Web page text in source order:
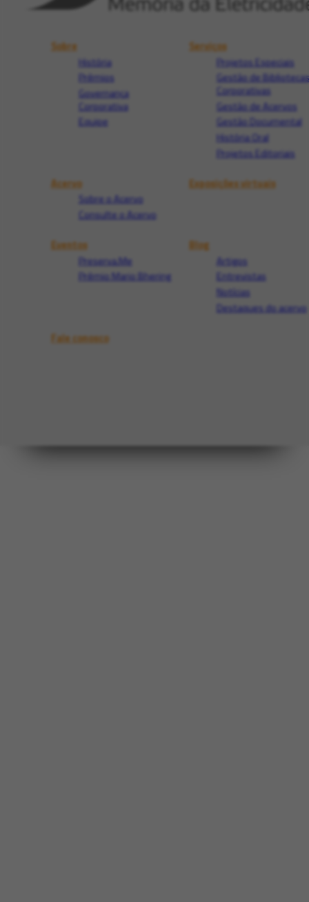
Sobre
História
Prêmios
Governança
Corporativa
Equipe
Serviços
Projetos Especiais
Gestão de Bibliotecas
Corporativas
Gestão de Acervos
Gestão Documental
História Oral
Projetos Editoriais
Acervo
Sobre o Acervo
Consulte o Acervo
Exposições virtuais
Eventos
Preserva.Me
Prêmio Mario Bhering
Blog
Artigos
Entrevistas
Notícias
Destaques do acervo
Fale conosco